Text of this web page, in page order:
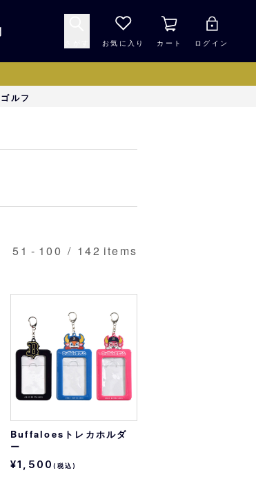
ルメッ
マスコット・バファ
品 スマホ用品
1000円未満
すすめ SPECIAL PRICE
お気に入り カート ログイン
ゴルフ
51 - 100 / 142 items
Buffaloesトレカホルダ
ー
¥1,500(税込)